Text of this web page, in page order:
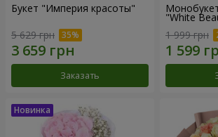
Букет "Империя красоты"
5 629 грн
Заказать
"White
1 999 грн